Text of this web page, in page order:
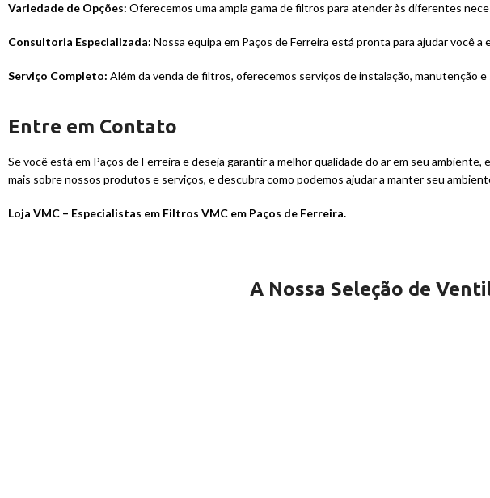
Variedade de Opções: Oferecemos uma ampla gama de filtros para atender às diferentes
Consultoria Especializada: Nossa equipa em Paços de Ferreira está pronta para ajudar você
Serviço Completo: Além da venda de filtros, oferecemos serviços de instalação,
Entre em Contato
Se você está em Paços de Ferreira e deseja garantir a melhor qualidade do ar em seu ambiente,
mais sobre nossos produtos e serviços, e descubra como podemos ajudar a manter seu
Loja VMC – Especialistas em Filtros VMC em Paços de Ferreira.
A Nossa Seleção de